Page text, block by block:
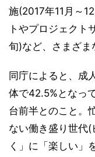
施(2017年11月～
トやプロジェクト
旬)など、さまざま
同庁によると、成
体で42.5%となっ
台前半とのこと。
ない働き盛り世代
く」に「楽しい」